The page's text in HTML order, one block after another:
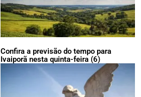
Confira a previsão do tempo para
Ivaiporã nesta quinta-feira (6)